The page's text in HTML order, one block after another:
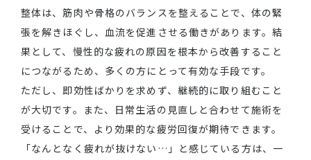
整体は、筋肉や骨格のバランスを整えることで、体の緊
張を解きほぐし、血流を促進させる働きがあります。結
果として、慢性的な疲れの原因を根本から改善すること
につながるため、多くの方にとって有効な手段です。
ただし、即効性ばかりを求めず、継続的に取り組むこと
が大切です。また、日常生活の見直しと合わせて施術を
受けることで、より効果的な疲労回復が期待できます。
「なんとなく疲れが抜けない…」と感じている方は、一